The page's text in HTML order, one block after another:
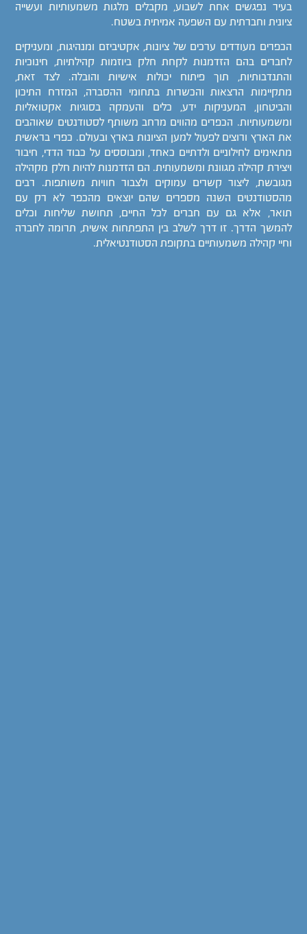
בעיר נפגשים אחת לשבוע, מקבלים מלגות משמעותיות ועשייה
ציונית וחברתית עם השפעה אמיתית בשטח.
הכפרים מעודדים ערכים של ציונות, אקטיביזם ומנהיגות, ומעניקים
לחברים בהם הזדמנות לקחת חלק ביוזמות קהילתיות, חינוכיות
והתנדבותיות, תוך פיתוח יכולות אישיות והובלה. לצד זאת,
מתקיימות הרצאות והכשרות בתחומי ההסברה, המזרח התיכון
והביטחון, המעניקות ידע, כלים והעמקה בסוגיות אקטואליות
ומשמעותיות. הכפרים מהווים מרחב משותף לסטודנטים שאוהבים
את הארץ ורוצים לפעול למען הציונות בארץ ובעולם. כפרי בראשית
מתאימים לחילוניים ולדתיים כאחד, ומבוססים על כבוד הדדי, חיבור
ויצירת קהילה מגוונת ומשמעותית. הם הזדמנות להיות חלק מקהילה
מגובשת, ליצור קשרים עמוקים ולצבור חוויות משותפות. רבים
מהסטודנטים השנה מספרים שהם יוצאים מהכפר לא רק עם
תואר, אלא גם עם חברים לכל החיים, תחושת שליחות וכלים
להמשך הדרך. זו דרך לשלב בין התפתחות אישית, תרומה לחברה
וחיי קהילה משמעותיים בתקופת הסטודנטיאלית.